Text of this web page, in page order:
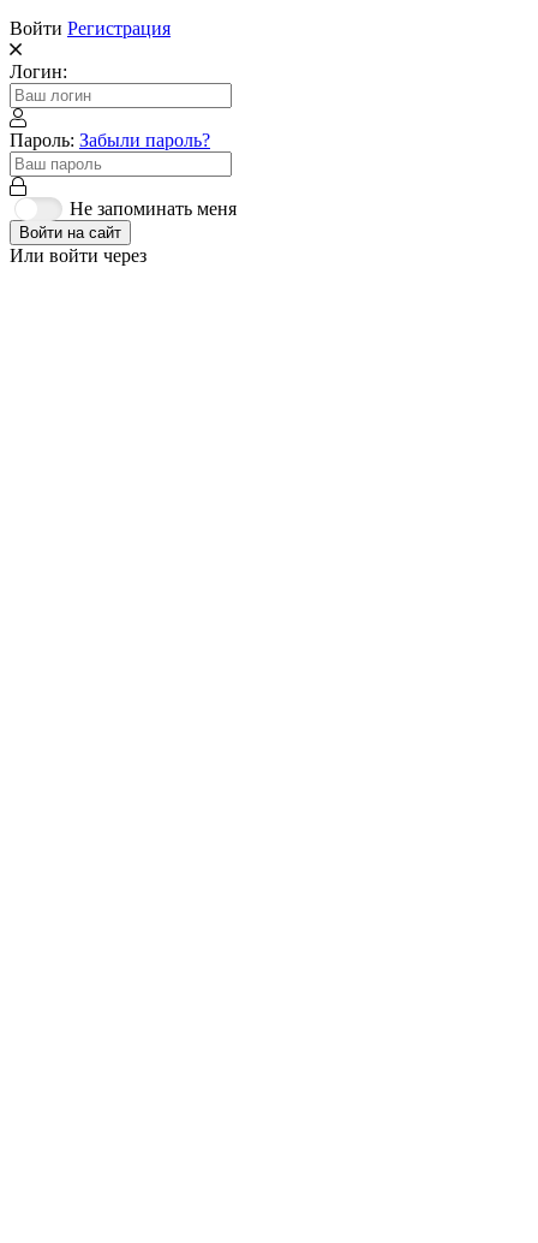
Войти Регистрация
Логин:
Пароль: Забыли пароль?
Не запоминать меня
Войти на сайт
Или войти через